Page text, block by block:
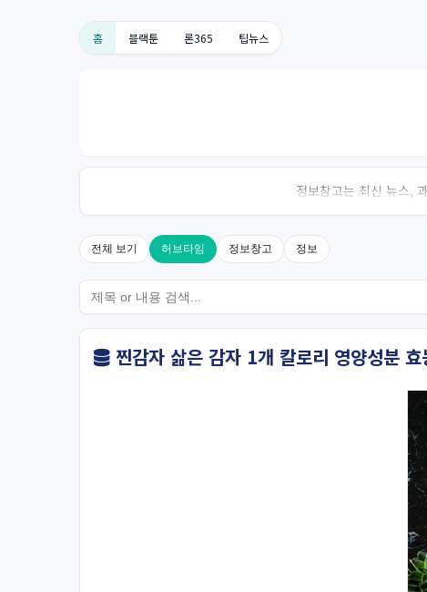
홈 블랙툰 론365 팁뉴스
정보창고는 최신 뉴스,
전체 보기 허브타임 정보창고 정보
찐감자 삶은 감자 1개 칼로리 영양성분 효